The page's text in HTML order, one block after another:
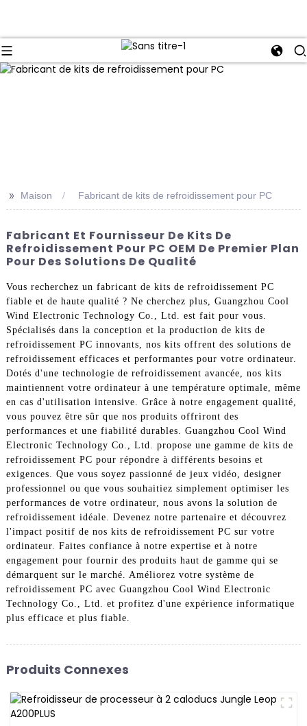
>> Maison Fabricant de kits de refroidissement pour PC
Fabricant Et Fournisseur De Kits De
Refroidissement Pour PC OEM De Premier Plan
Pour Des Solutions De Qualité
Vous recherchez un fabricant de kits de refroidissement PC
fiable et de haute qualité ? Ne cherchez plus, Guangzhou Cool
Wind Electronic Technology Co., Ltd. est fait pour vous.
Spécialisés dans la conception et la production de kits de
refroidissement PC innovants, nos kits offrent des solutions de
refroidissement efficaces et performantes pour votre ordinateur.
Dotés d'une technologie de refroidissement avancée, nos kits
maintiennent votre ordinateur à une température optimale, même
en cas d'utilisation intensive. Grâce à notre engagement qualité,
vous pouvez être sûr que nos produits offriront des
performances et une fiabilité durables. Guangzhou Cool Wind
Electronic Technology Co., Ltd. propose une gamme de kits de
refroidissement PC pour répondre à différents besoins et
exigences. Que vous soyez passionné de jeux vidéo, designer
professionnel ou que vous souhaitiez simplement optimiser les
performances de votre ordinateur, nous avons la solution de
refroidissement idéale. Devenez notre partenaire et découvrez
l'impact positif de nos kits de refroidissement PC sur votre
ordinateur. Faites confiance à notre expertise et à notre
engagement pour fournir des produits haut de gamme qui se
démarquent sur le marché. Améliorez votre système de
refroidissement PC avec Guangzhou Cool Wind Electronic
Technology Co., Ltd. et profitez d'une expérience informatique
plus efficace et plus fiable.
Produits Connexes